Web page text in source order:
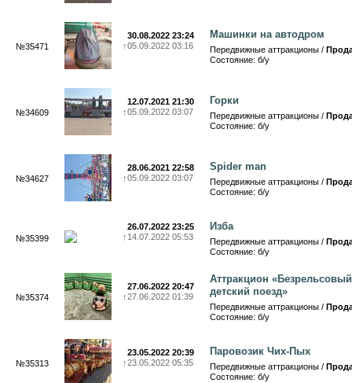
№35471
30.08.2022 23:24
↑05.09.2022 03:16
Машинки на автодром
Передвижные аттракционы /
Состояние: б/у
№34609
12.07.2021 21:30
↑05.09.2022 03:07
Горки
Передвижные аттракционы /
Состояние: б/у
№34627
28.06.2021 22:58
↑05.09.2022 03:07
Spider man
Передвижные аттракционы /
Состояние: б/у
№35399
26.07.2022 23:25
↑ 14.07.2022 05:53
Изба
Передвижные аттракционы /
Состояние: б/у
№35374
27.06.2022 20:47
↑27.06.2022 01:39
Аттракцион «Безрельсовый
детский поезд»
Передвижные аттракционы /
Состояние: б/у
№35313
23.05.2022 20:39
↑23.05.2022 05:35
Паровозик Чих-Пых
Передвижные аттракционы /
Состояние: б/у